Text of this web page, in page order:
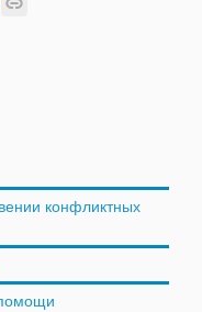
конфликтных